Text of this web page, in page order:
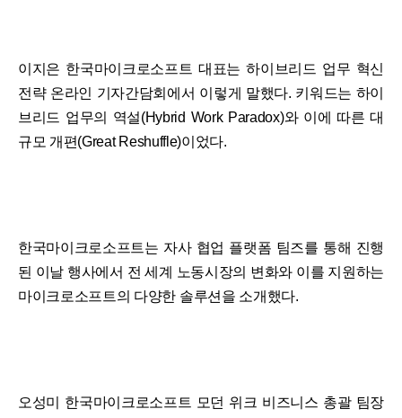
이지은 한국마이크로소프트 대표는 하이브리드 업무 혁신
전략 온라인 기자간담회에서 이렇게 말했다. 키워드는 하이
브리드 업무의 역설(Hybrid Work Paradox)와 이에 따른 대
규모 개편(Great Reshuffle)이었다.
한국마이크로소프트는 자사 협업 플랫폼 팀즈를 통해 진행
된 이날 행사에서 전 세계 노동시장의 변화와 이를 지원하는
마이크로소프트의 다양한 솔루션을 소개했다.
오성미 한국마이크로소프트 모던 위크 비즈니스 총괄 팀장